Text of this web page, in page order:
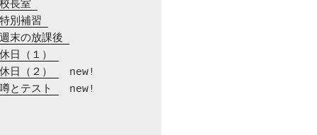
長室
別補習
末の放課後
日（１）
日（２）
とテスト
new!